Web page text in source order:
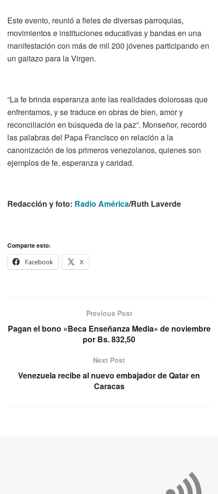
Este evento, reunió a fieles de diversas parroquias,
movimientos e instituciones educativas y bandas en una
manifestación con más de mil 200 jóvenes participando en
un gaitazo para la Virgen.
“La fe brinda esperanza ante las realidades dolorosas que
enfrentamos, y se traduce en obras de bien, amor y
reconciliación en búsqueda de la paz”. Monseñor, recordó
las palabras del Papa Francisco en relación a la
canonización de los primeros venezolanos, quienes son
ejemplos de fe, esperanza y caridad.
Redacción y foto: Radio América/Ruth Laverde
Comparte esto:
Facebook
X
Previous Post
Pagan el bono «Beca Enseñanza Media» de noviembre
por Bs. 832,50
Next Post
Venezuela recibe al nuevo embajador de Qatar en
Caracas